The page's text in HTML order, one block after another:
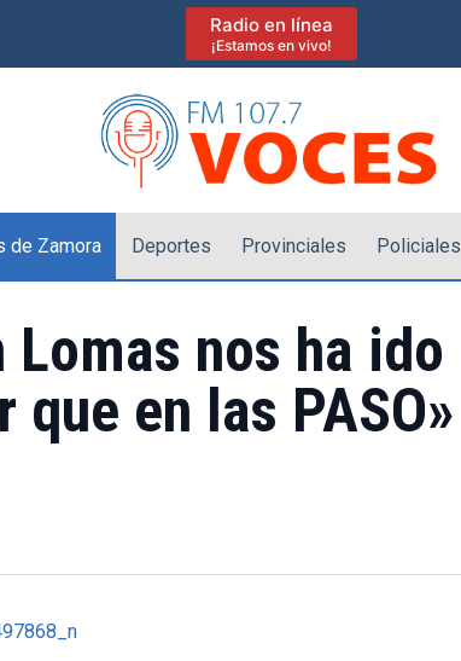
Radio en línea
¡Estamos en vivo!
de Zamora Deportes Provinciales Policiales
Lomas nos ha ido
que en las PASO»